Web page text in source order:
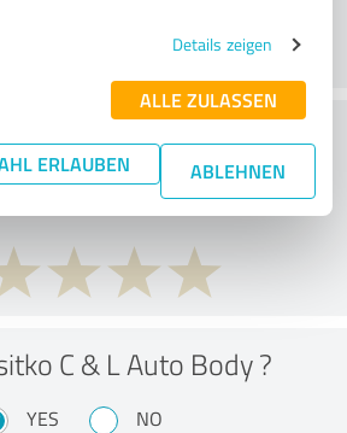
Details zeigen
ALLE ZULASSEN
ERLAUBEN ABLEHNEN
think of the price to
ratio?
C & L Auto Body ?
YES NO